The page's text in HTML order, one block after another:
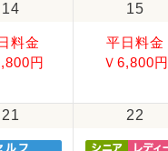
14
料金
円
15
平日料金
Ｖ6,800円
21 22